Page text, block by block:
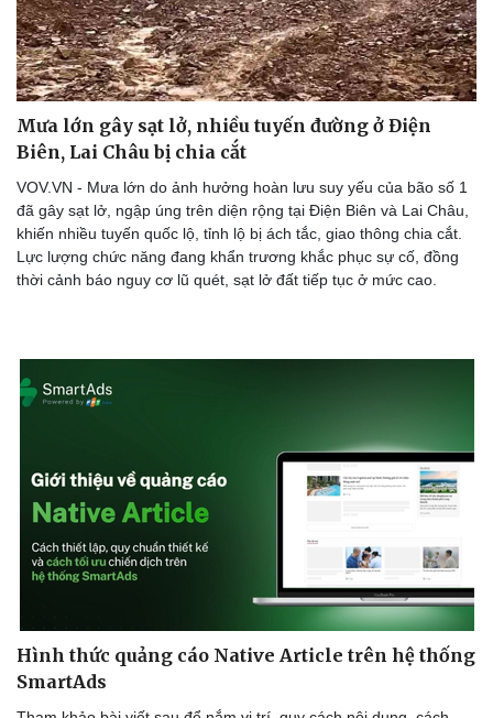
Mưa lớn gây sạt lở, nhiều tuyến đường ở Điện
Biên, Lai Châu bị chia cắt
VOV.VN - Mưa lớn do ảnh hưởng hoàn lưu suy yếu của bão số 1
đã gây sạt lở, ngập úng trên diện rộng tại Điện Biên và Lai Châu,
khiến nhiều tuyến quốc lộ, tỉnh lộ bị ách tắc, giao thông chia cắt.
Lực lượng chức năng đang khẩn trương khắc phục sự cố, đồng
thời cảnh báo nguy cơ lũ quét, sạt lở đất tiếp tục ở mức cao.
Hình thức quảng cáo Native Article trên hệ thống
SmartAds